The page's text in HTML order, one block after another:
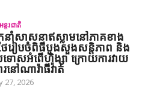
តរជាតិ
នាំសាសនាឥស្លាមនៅភាគខាង
ៃរៀបចំពិធីបួងសួងសន្តិភាព និង
ទោសអំពើហិង្សា ក្រោយការវាយ
នៅណារ៉ាធីវ៉ាត់
27, 2026